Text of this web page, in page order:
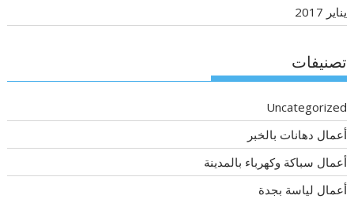
يناير 2017
تصنيفات
Uncategorized
أعمال دهانات بالخبر
أعمال سباكة وكهرباء بالمدينة
أعمال لياسة بجدة